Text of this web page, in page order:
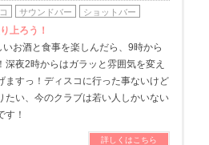
サウンドバー ショットバー
上ろう！
お酒と食事を楽しんだら、9時から
夜2時からはガラッと雰囲気を変え
すっ！ディスコに行った事ないけど
たい、今のクラブは若い人しかいない
す！
詳しくはこちら